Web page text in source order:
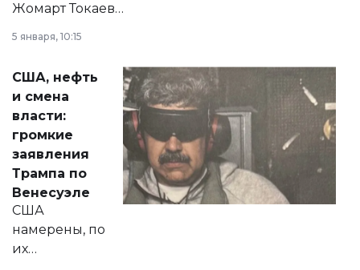
Жомарт Токаев
сразу несколько
актуальных тем —
от слухов о
политических
реформах до
вопросов армии,
экономики и
личного здоровья.
5 января, 10:15
США, нефть
и смена
власти:
громкие
заявления
Трампа по
Венесуэле
США
намерены, по
их